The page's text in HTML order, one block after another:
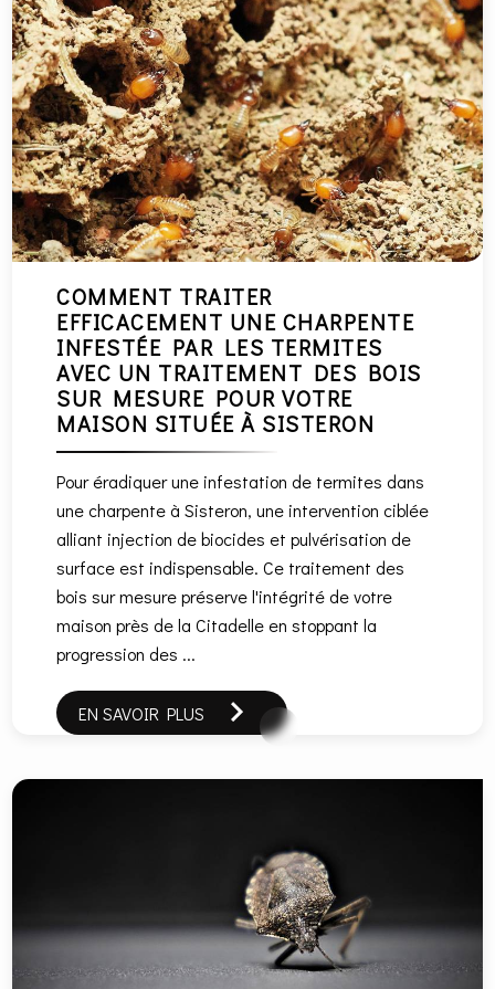
COMMENT TRAITER
EFFICACEMENT UNE CHARPENTE
INFESTÉE PAR LES TERMITES
AVEC UN TRAITEMENT DES BOIS
SUR MESURE POUR VOTRE
MAISON SITUÉE À SISTERON
Pour éradiquer une infestation de termites dans
une charpente à Sisteron, une intervention ciblée
alliant injection de biocides et pulvérisation de
surface est indispensable. Ce traitement des
bois sur mesure préserve l'intégrité de votre
maison près de la Citadelle en stoppant la
progression des ...
EN SAVOIR PLUS